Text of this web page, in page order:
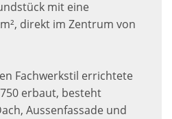
mit eine
direkt im Zentrum von
Fachwerkstil errichtete
erbaut, besteht
Aussenfassade und